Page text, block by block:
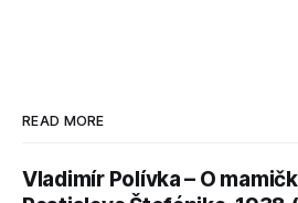
READ MORE
Vladimír Polívka – O